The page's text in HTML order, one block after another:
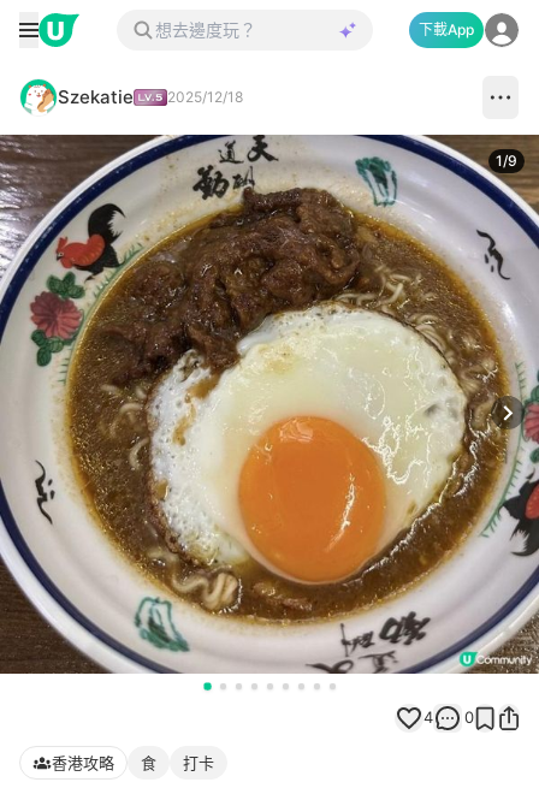
下載App
Szekatie 2025/12/18
1/9
4 0
香港攻略 食 打卡